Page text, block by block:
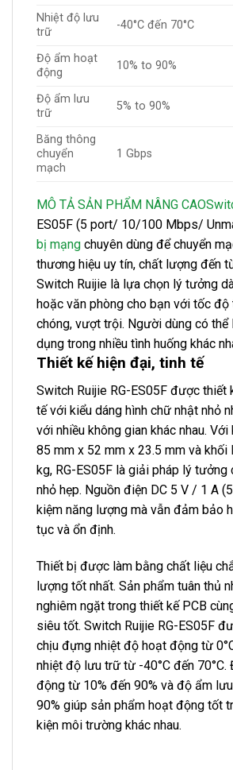
Nhiệt độ lưu
trữ
-40°C đến 70°C
Độ ẩm hoạt
động
10% to 90%
Độ ẩm lưu
trữ
5% to 90%
Băng thông
chuyển
mạch
1 Gbps
MÔ TẢ SẢN PHẨM NÂNG CAO
ES05F (5 port/ 10/100 Mbps/
bị mạng chuyên dùng để chuyển
thương hiệu uy tín, chất lượng đến
Switch Ruijie là lựa chọn lý tưởng
hoặc văn phòng cho bạn với tốc độ
chóng, vượt trội. Người dùng có
dụng trong nhiều tình huống khác
Thiết kế hiện đại, tinh tế
Switch Ruijie RG-ES05F được thiết
tế với kiểu dáng hình chữ nhật nhỏ
với nhiều không gian khác nhau.
85 mm x 52 mm x 23.5 mm và khối
kg, RG-ES05F là giải pháp lý tưởng
nhỏ hẹp. Nguồn điện DC 5 V / 1 A
kiệm năng lượng mà vẫn đảm bảo
tục và ổn định.
Thiết bị được làm bằng chất liệu
lượng tốt nhất. Sản phẩm tuân thủ
nghiêm ngặt trong thiết kế PCB
siêu tốt. Switch Ruijie RG-ES05F
chịu đựng nhiệt độ hoạt động từ
nhiệt độ lưu trữ từ -40°C đến 70°C.
động từ 10% đến 90% và độ ẩm
90% giúp sản phẩm hoạt động tốt
kiện môi trường khác nhau.